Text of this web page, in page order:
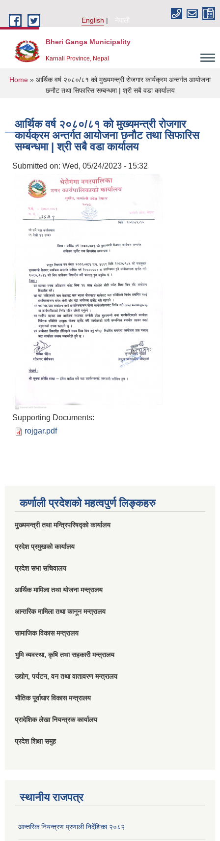
English
नेपाली
Bheri Ganga Municipality
Karnali Province, Nepal
You are here
Home » आर्थिक वर्ष २०८०/८१ को मुख्यमन्त्री रोजगार कार्यक्रम अन्तर्गत आयोजना
छनौट तथा सिफारिस सम्बन्धमा | श्री सबै वडा कार्यालय
आर्थिक वर्ष २०८०/८१ को मुख्यमन्त्री रोजगार
कार्यक्रम अन्तर्गत आयोजना छनौट तथा सिफारिस
सम्बन्धमा | श्री सबै वडा कार्यालय
Submitted on: Wed, 05/24/2023 - 15:32
Supporting Documents:
rojgar.pdf
कर्णाली प्रदेशको महत्वपुर्ण लिङ्कहरु
मुख्यमन्त्री तथा मन्त्रिपरिषद्को कार्यालय
प्रदेश प्रमुखको कार्यालय
प्रदेश सभा सचिवालय
आर्थिक मामिला तथा योजना मन्त्रालय
आन्तरिक मामिला तथा कानून मन्त्रालय
सामाजिक विकास मन्त्रालय
भुमि व्यवस्था, कृषि तथा सहकारी मन्त्रालय
उद्योग, पर्यटन, वन तथा वातावरण मन्त्रालय
भौतिक पूर्वाधार विकास मन्त्रालय
प्रादेशिक लेखा नियन्त्रक कार्यालय
प्रदेश शिक्षा समुह
स्थानीय राजपत्र
आन्तरिक नियन्त्रण प्रणाली निर्देशिका २०८२